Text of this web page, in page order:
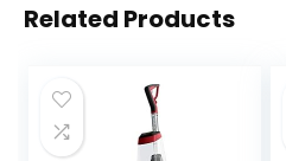
Related Products